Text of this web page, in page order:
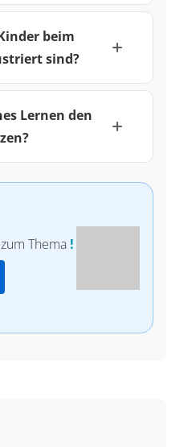
beim
sind?
Lernen den
zum Thema !